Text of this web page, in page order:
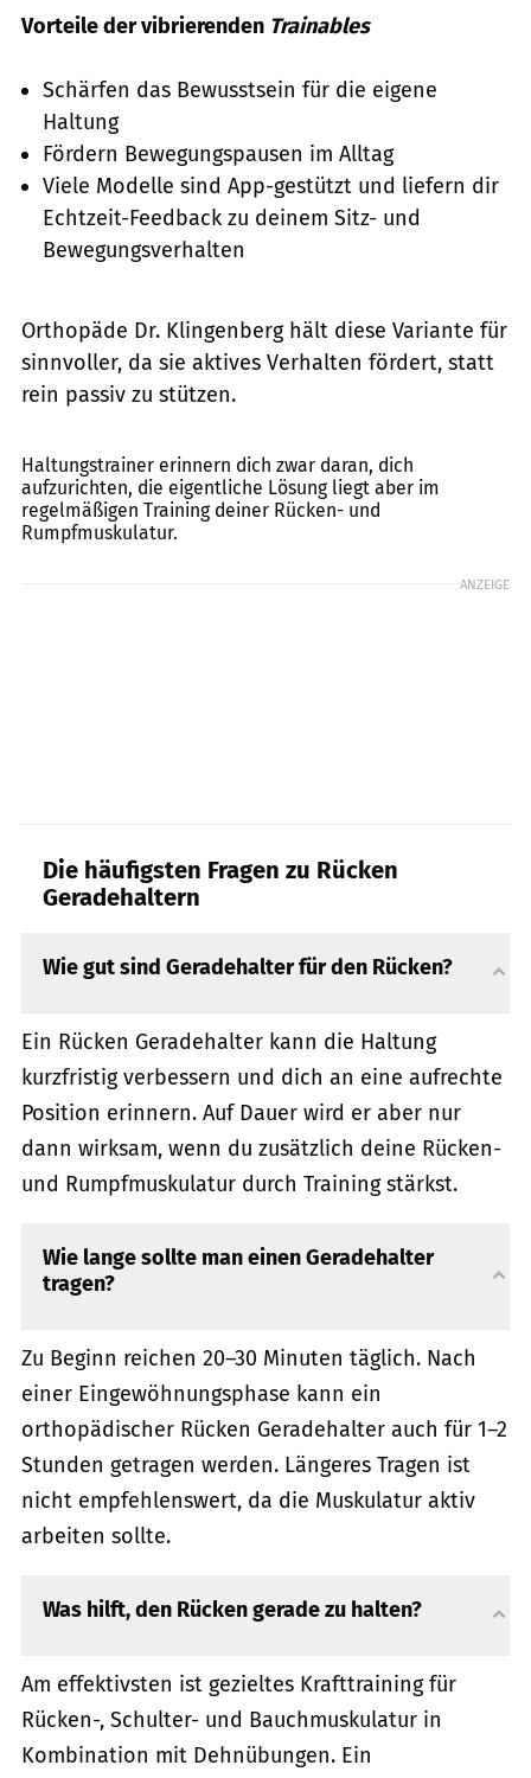
Vorteile der vibrierenden Trainables
Schärfen das Bewusstsein für die eigene
Haltung
Fördern Bewegungspausen im Alltag
Viele Modelle sind App-gestützt und liefern dir
Echtzeit-Feedback zu deinem Sitz- und
Bewegungsverhalten
Orthopäde Dr. Klingenberg hält diese Variante für
sinnvoller, da sie aktives Verhalten fördert, statt
rein passiv zu stützen.
Haltungstrainer erinnern dich zwar daran, dich
aufzurichten, die eigentliche Lösung liegt aber im
regelmäßigen Training deiner Rücken- und
Rumpfmuskulatur.
ANZEIGE
Die häufigsten Fragen zu Rücken
Geradehaltern
Wie gut sind Geradehalter für den Rücken?
Ein Rücken Geradehalter kann die Haltung
kurzfristig verbessern und dich an eine aufrechte
Position erinnern. Auf Dauer wird er aber nur
dann wirksam, wenn du zusätzlich deine Rücken-
und Rumpfmuskulatur durch Training stärkst.
Wie lange sollte man einen Geradehalter
tragen?
Zu Beginn reichen 20–30 Minuten täglich. Nach
einer Eingewöhnungsphase kann ein
orthopädischer Rücken Geradehalter auch für 1–2
Stunden getragen werden. Längeres Tragen ist
nicht empfehlenswert, da die Muskulatur aktiv
arbeiten sollte.
Was hilft, den Rücken gerade zu halten?
Am effektivsten ist gezieltes Krafttraining für
Rücken-, Schulter- und Bauchmuskulatur in
Kombination mit Dehnübungen. Ein